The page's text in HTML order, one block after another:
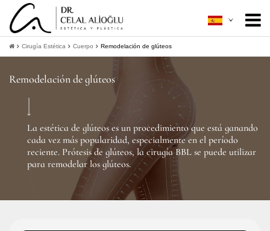
Acerca de mí
Cirugía Estética
Mínimamente Invasiva
Guía Del Paciente
+
Contacto
Obtener información
Cirugía Estética Cuerpo Remodelación de glúteos
Remodelación de glúteos
La estética de glúteos es un procedimiento que está ganando
cada vez más popularidad, especialmente en el período
reciente. Prótesis de glúteos, la cirugía BBL se puede utilizar
para remodelar los glúteos.